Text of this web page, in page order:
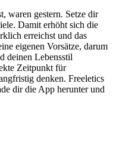
waren gestern. Setze dir
Damit erhöht sich die
erreichst und das
eigenen Vorsätze, darum
deinen Lebensstil
Zeitpunkt für
denken. Freeletics
dir die App herunter und